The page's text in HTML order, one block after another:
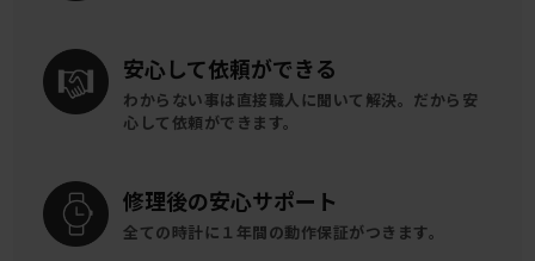
安心して依頼ができる
わからない事は直接職人に聞いて解決。 だから安
心して依頼ができます。
修理後の安心サポート
全ての時計に １年間の動作保証がつきます。